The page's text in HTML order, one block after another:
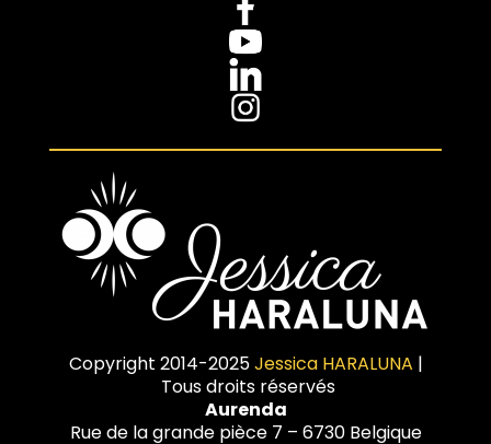
Copyright 2014-2025Jessica HARALUNA |
Tous droits réservés
Aurenda
Rue de la grande pièce 7 – 6730 Belgique